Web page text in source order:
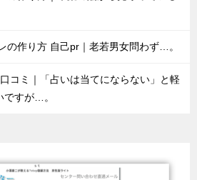
の作り方 自己pr｜老若男女問わず…。
コミ｜「占いは当てにならない」と軽
ですが…。